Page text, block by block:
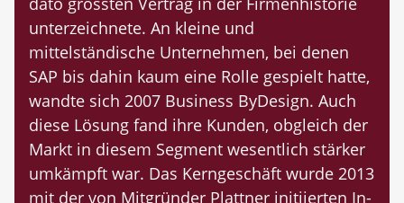
unterzeichnete. An kleine und
mittelständische Unternehmen, bei denen
SAP bis dahin kaum eine Rolle gespielt hatte,
wandte sich 2007 Business ByDesign. Auch
diese Lösung fand ihre Kunden, obgleich der
Markt in diesem Segment wesentlich stärker
umkämpft war. Das Kerngeschäft wurde 2013
mit der von Mitgründer Plattner initiierten In-